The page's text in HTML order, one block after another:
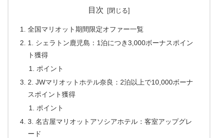
目次
全国マリオット期間限定オファー一覧
1. シェラトン鹿児島：1泊につき3,000ボーナスポイン
ト獲得
ポイント
2. JWマリオットホテル奈良：2泊以上で10,000ボーナ
スポイント獲得
ポイント
3. 名古屋マリオットアソシアホテル：客室アップグレ
ード